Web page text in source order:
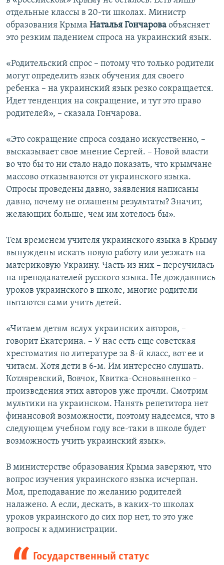
отдельные классы в 20-ти школах. Министр
образования Крыма Наталья Гончарова объясняет
это резким падением спроса на украинский язык.
«Родительский спрос – потому что только родители
могут определить язык обучения для своего
ребенка – на украинский язык резко сокращается.
Идет тенденция на сокращение, и тут это право
родителей», – сказала Гончарова.
«Это сокращение спроса создано искусственно, –
высказывает свое мнение Сергей. – Новой власти
во что бы то ни стало надо показать, что крымчане
массово отказываются от украинского языка.
Опросы проведены давно, заявления написаны
давно, почему не оглашены результаты? Значит,
желающих больше, чем им хотелось бы».
Тем временем учителя украинского языка в Крыму
вынуждены искать новую работу или уезжать на
материковую Украину. Часть из них – переучилась
на преподавателей русского языка. Не дождавшись
уроков украинского в школе, многие родители
пытаются сами учить детей.
«Читаем детям вслух украинских авторов, –
говорит Екатерина. – У нас есть еще советская
хрестоматия по литературе за 8-й класс, вот ее и
читаем. Хотя дети в 6-м. Им интересно слушать.
Котляревский, Вовчок, Квитка-Основьяненко –
произведения этих авторов уже прочли. Смотрим
мультики на украинском. Нанять репетитора нет
финансовой возможности, поэтому надеемся, что в
следующем учебном году все-таки в школе будет
возможность учить украинский язык».
В министерстве образования Крыма заверяют, что
вопрос изучения украинского языка исчерпан.
Мол, преподавание по желанию родителей
налажено. А если, дескать, в каких-то школах
уроков украинского до сих пор нет, то это уже
вопросы к администрации.
Государственный статус